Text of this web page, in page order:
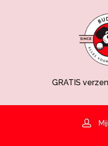
GRATIS
GRATIS